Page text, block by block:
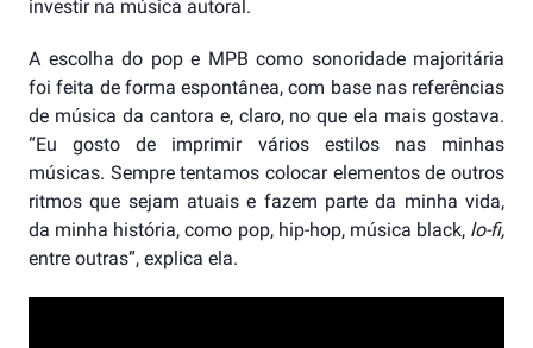
investir na música autoral.
A escolha do pop e MPB como sonoridade majoritária
foi feita de forma espontânea, com base nas referências
de música da cantora e, claro, no que ela mais gostava.
“Eu gosto de imprimir vários estilos nas minhas
músicas. Sempre tentamos colocar elementos de outros
ritmos que sejam atuais e fazem parte da minha vida,
da minha história, como pop, hip-hop, música black, lo-fi,
entre outras”, explica ela.